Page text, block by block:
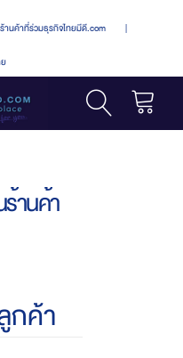
ร้านค้าที่ร่วมธุรกิจไทยมีดี.com |
ร้านค้า
กค้า